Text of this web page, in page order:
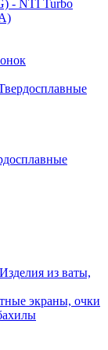
- NTI Turbo
Изделия из ваты,
экраны, очки